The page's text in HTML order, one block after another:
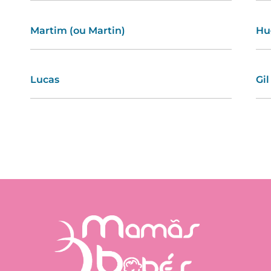
Martim (ou Martin)
Lucas Gil
Amélia
Marisa